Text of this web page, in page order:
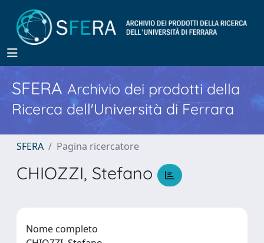
SFERA Archivio dei prodotti della
Ricerca dell'Università di Ferrara
SFERA Pagina ricercatore
CHIOZZI, Stefano
Nome completo